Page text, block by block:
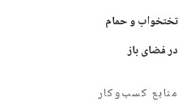
تختخواب و حمام
در فضای باز
منابع کسب‌وکار